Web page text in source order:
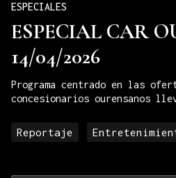
ESPECIALES
ESPECIAL CAR
14/04/2026
Programa centrado en las
concesionarios ourensanos
Reportaje